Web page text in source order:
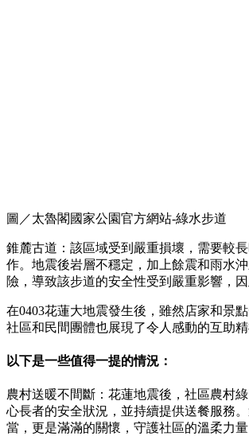
圖／太魯閣國家公園官方網站-綠水步道
錐麓古道：該區域受到嚴重損壞，需要較
作。地震後岩層不穩定，加上餘震和雨水
險，導致該步道的安全性受到嚴重影響，因
在0403花蓮大地震發生後，雖然店家和景
社區和民間團體也展現了令人感動的互助精
以下是一些值得一提的情況：
農村送暖不間斷：花蓮地震後，社區農村
心長者的安全狀況，並持續提供送餐服務
當，更是滿滿的關懷，守護社區的溫柔力量